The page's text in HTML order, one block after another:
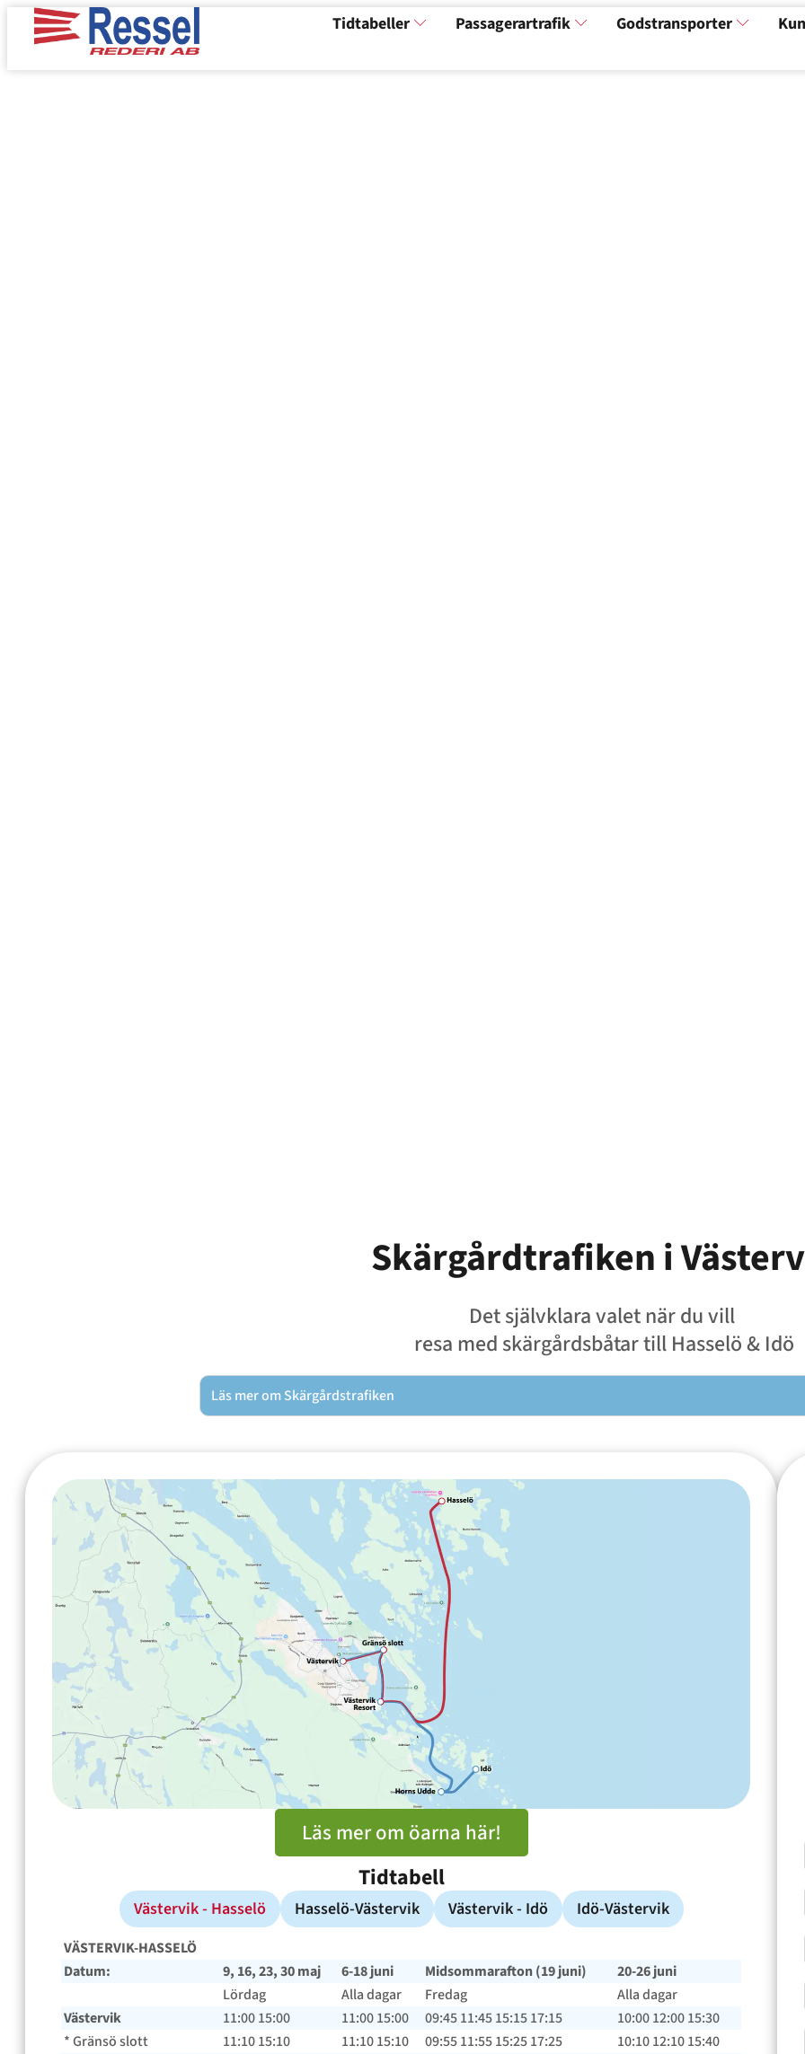
Tidtabeller Passagerartrafik Godstransporter
Skärgårdtrafiken i
Det självklara valet när du vill
resa med skärgårdsbåtar till Hasselö & Idö
Läs mer om Skärgårdstrafiken
Läs mer om öarna här!
Tidtabell
Västervik - Hasselö Hasselö-Västervik Västervik - Idö Idö-Västervik
VÄSTERVIK-HASSELÖ
Datum:
9, 16, 23, 30 maj 6-18 juni Midsommarafton (19 juni)
20-26 juni
Lördag
Alla dagar Fredag
Alla dagar
Västervik
11:00 15:00 11:00 15:00 09:45 11:45 15:15 17:15
10:00 12:00 15:30
* Gränsö slott
11:10 15:10 11:10 15:10 09:55 11:55 15:25 17:25
10:10 12:10 15:40